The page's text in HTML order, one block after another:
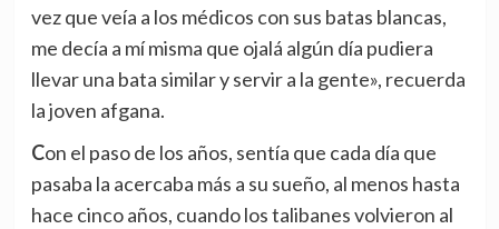
vez que veía a los médicos con sus batas blancas,
me decía a mí misma que ojalá algún día pudiera
llevar una bata similar y servir a la gente», recuerda
la joven afgana.
Con el paso de los años, sentía que cada día que
pasaba la acercaba más a su sueño, al menos hasta
hace cinco años, cuando los talibanes volvieron al